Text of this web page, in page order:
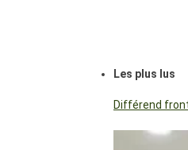
Les plus lus
Différend